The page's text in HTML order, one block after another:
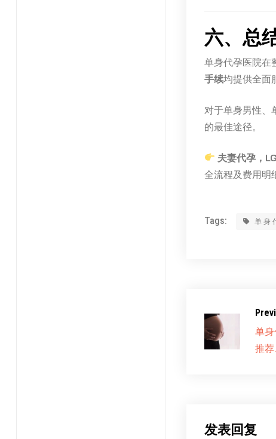
六、总
单身代孕医院在
手续均提供全面
对于单身男性、
的最佳途径。
夫妻代孕，
全流程及费用明
Tags: 单身
单
推
发表回复